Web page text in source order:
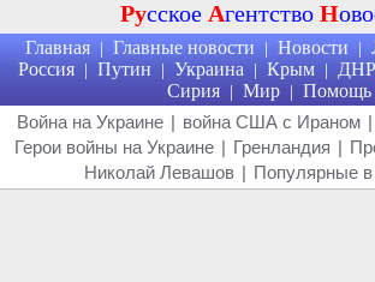
Русское Агентство Н
Главная | Главные новости | Новости |
Россия | Путин | Украина | Крым | ДНР
Сирия | Мир | Помощь
Война на Украине | война США с Ираном |
Герои войны на Украине | Гренландия |
Николай Левашов | Популярные в